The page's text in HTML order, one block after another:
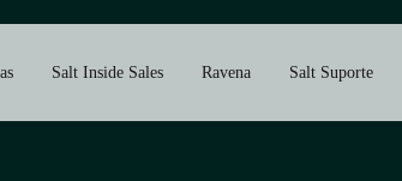
Salt Inside Sales Ravena Salt Suporte